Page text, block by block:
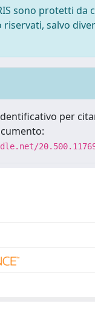
sono protetti da
salvo
per